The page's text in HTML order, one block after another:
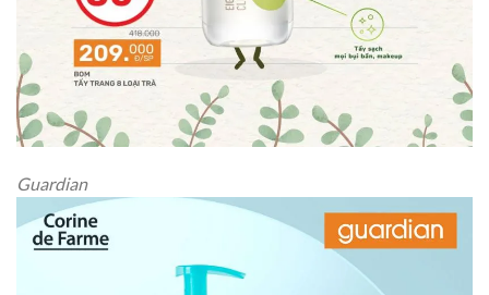
Guardian